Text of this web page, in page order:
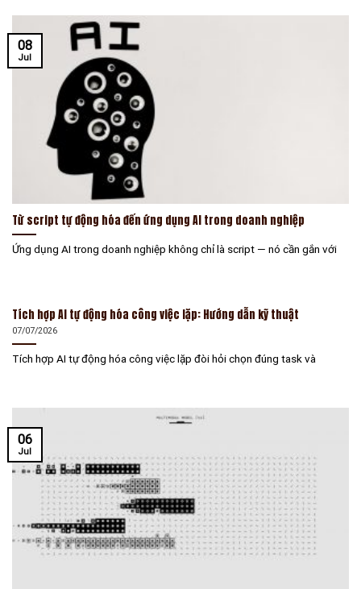
Từ script tự động hóa đến ứng dụng AI trong doanh nghiệp
Ứng dụng AI trong doanh nghiệp không chỉ là script — nó cần gắn với
08
Jul
Tích hợp AI tự động hóa công việc lặp: Hướng dẫn kỹ thuật
07/07/2026
Tích hợp AI tự động hóa công việc lặp đòi hỏi chọn đúng task và
06
Jul